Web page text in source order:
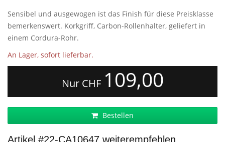
Sensibel und ausgewogen ist das Finish für diese Preisklasse
bemerkenswert. Korkgriff, Carbon-Rollenhalter, geliefert in
einem Cordura-Rohr.
An Lager, sofort lieferbar.
Nur CHF 109,00
Bestellen
Artikel #22-CA10647 weiterempfehlen